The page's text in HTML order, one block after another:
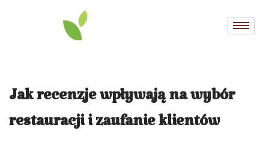
Jak recenzje wpływają na wybór
restauracji i zaufanie klientów